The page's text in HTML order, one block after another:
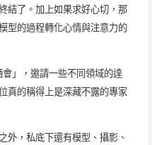
結了。加上如果求好心切，那
型的過程轉化心情與注意力的
」，邀請一些不同領域的達
真的稱得上是深藏不露的專家
外，私底下還有模型、攝影、